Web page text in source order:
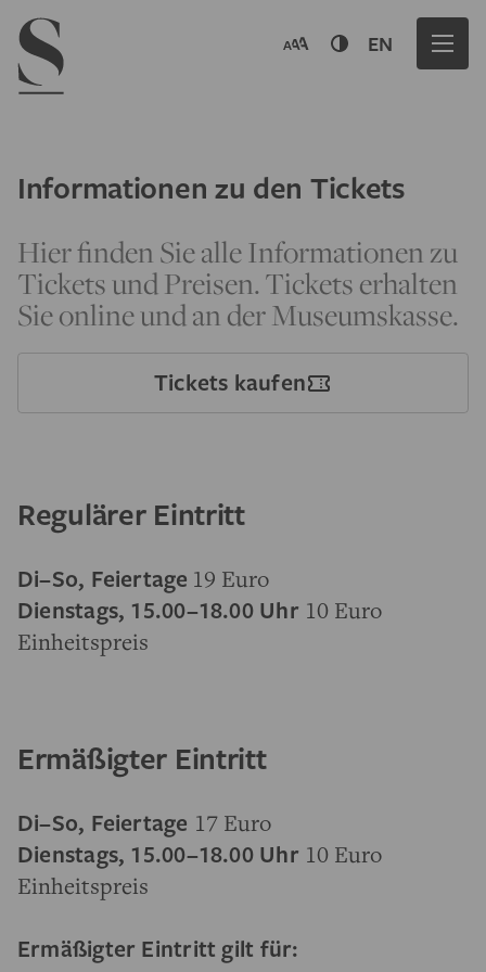
Navigation menu
EN
Informationen zu den Tickets
Hier finden Sie alle Informationen zu
Tickets und Preisen. Tickets erhalten
Sie online und an der Museumskasse.
Tickets kaufen
Regulärer Eintritt
Di–So, Feiertage 19 Euro
Dienstags, 15.00–18.00 Uhr 10 Euro
Einheitspreis
Ermäßigter Eintritt
Di–So, Feiertage 17 Euro
Dienstags, 15.00–18.00 Uhr 10 Euro
Einheitspreis
Ermäßigter Eintritt gilt für: